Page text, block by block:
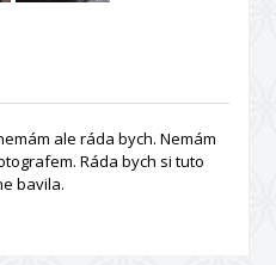
ale ráda bych. Nemám
Ráda bych si tuto
bavila.